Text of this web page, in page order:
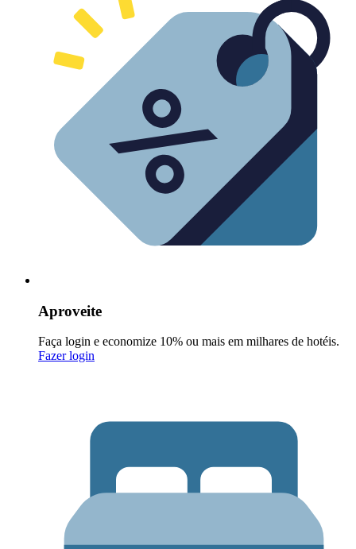
Aproveite
Faça login e economize 10% ou mais em milhares de hotéis.
Fazer login